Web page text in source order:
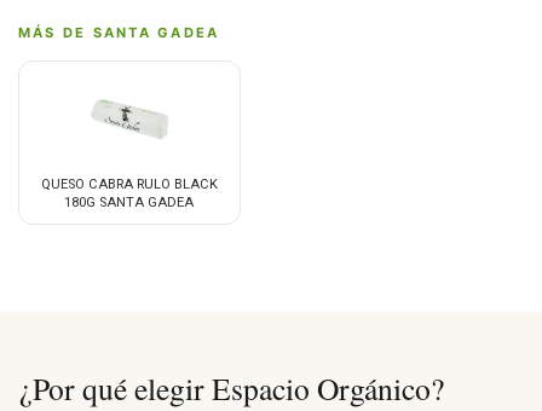
MÁS DE SANTA GADEA
QUESO CABRA RULO BLACK
180G SANTA GADEA
¿Por qué elegir Espacio Orgánico?